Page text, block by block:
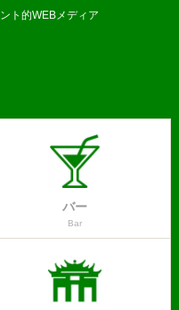
ト的WEBメディア
バー
Bar